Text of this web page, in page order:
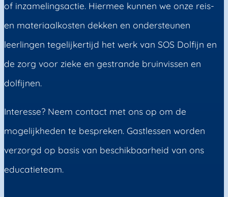
of inzamelingsactie. Hiermee kunnen we onze reis-
en materiaalkosten dekken en ondersteunen
leerlingen tegelijkertijd het werk van SOS Dolfijn en
de zorg voor zieke en gestrande bruinvissen en
dolfijnen.
Interesse? Neem contact met ons op om de
mogelijkheden te bespreken. Gastlessen worden
verzorgd op basis van beschikbaarheid van ons
educatieteam.